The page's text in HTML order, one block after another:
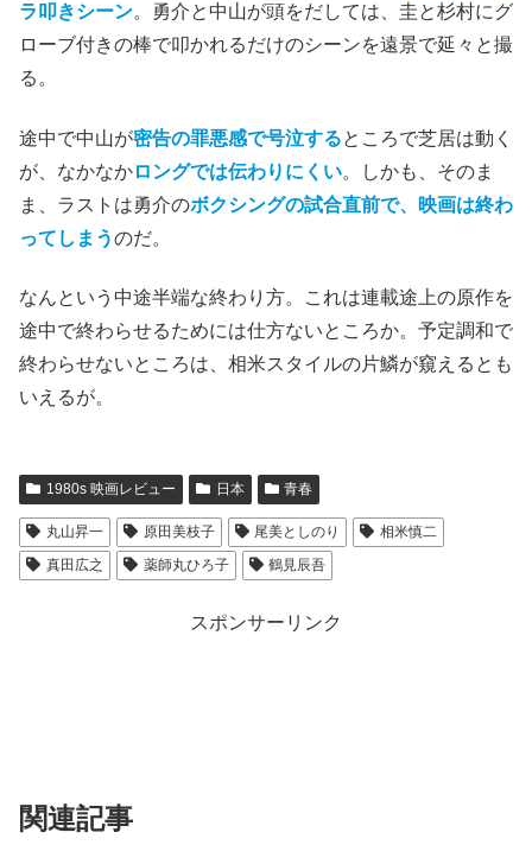
ラ叩きシーン。勇介と中山が頭をだしては、圭と杉村にグ
ローブ付きの棒で叩かれるだけのシーンを遠景で延々と撮
る。
途中で中山が密告の罪悪感で号泣するところで芝居は動く
が、なかなかロングでは伝わりにくい。しかも、そのま
ま、ラストは勇介のボクシングの試合直前で、映画は終わ
ってしまうのだ。
なんという中途半端な終わり方。これは連載途上の原作を
途中で終わらせるためには仕方ないところか。予定調和で
終わらせないところは、相米スタイルの片鱗が窺えるとも
いえるが。
1980s 映画レビュー 日本 青春
丸山昇一 原田美枝子 尾美としのり
相米慎二
真田広之
薬師丸ひろ子 鶴見辰吾
スポンサーリンク
関連記事